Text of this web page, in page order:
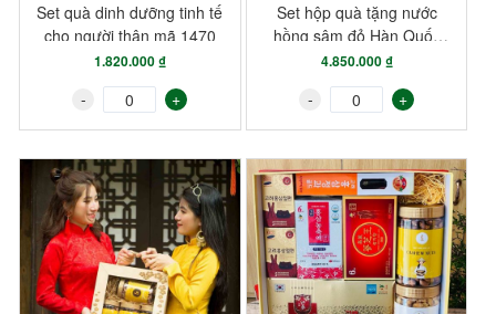
Set quà dinh dưỡng tinh tế
cho người thân mã 1470
1.820.000 ₫
- +
Set hộp quà tặng nước
hồng sâm đỏ Hàn Quốc
thượng hạng và hạt dinh
dưỡng dành chuyên tặng
cho khách siêu Vip
4.850.000 ₫
- +